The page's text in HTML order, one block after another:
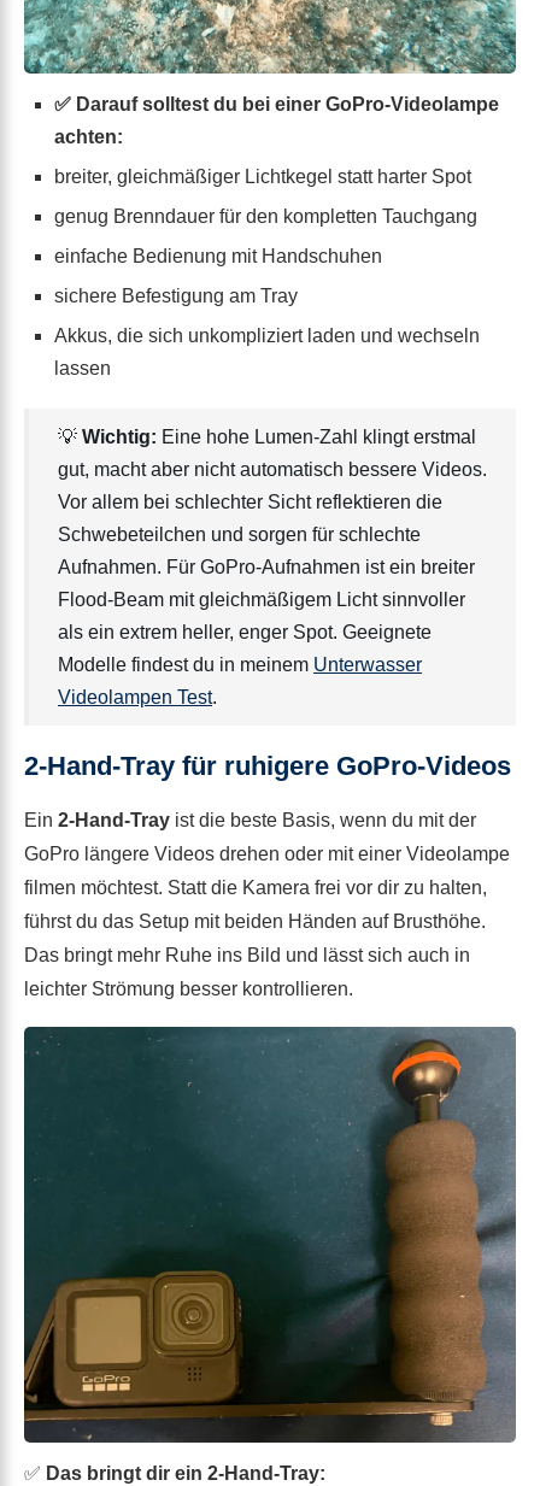
✅ Darauf solltest du bei einer GoPro-Videolampe
achten:
breiter, gleichmäßiger Lichtkegel statt harter Spot
genug Brenndauer für den kompletten Tauchgang
einfache Bedienung mit Handschuhen
sichere Befestigung am Tray
Akkus, die sich unkompliziert laden und wechseln
lassen
💡 Wichtig: Eine hohe Lumen-Zahl klingt erstmal
gut, macht aber nicht automatisch bessere Videos.
Vor allem bei schlechter Sicht reflektieren die
Schwebeteilchen und sorgen für schlechte
Aufnahmen. Für GoPro-Aufnahmen ist ein breiter
Flood-Beam mit gleichmäßigem Licht sinnvoller
als ein extrem heller, enger Spot. Geeignete
Modelle findest du in meinem Unterwasser
Videolampen Test.
2-Hand-Tray für ruhigere GoPro-Videos
Ein 2-Hand-Tray ist die beste Basis, wenn du mit der
GoPro längere Videos drehen oder mit einer Videolampe
filmen möchtest. Statt die Kamera frei vor dir zu halten,
führst du das Setup mit beiden Händen auf Brusthöhe.
Das bringt mehr Ruhe ins Bild und lässt sich auch in
leichter Strömung besser kontrollieren.
✅ Das bringt dir ein 2-Hand-Tray: